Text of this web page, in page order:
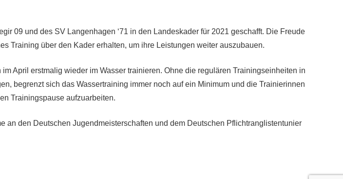
09 und des SV Langenhagen ‘71 in den Landeskader für 2021 geschafft. Die Freude
Training über den Kader erhalten, um ihre Leistungen weiter auszubauen.
April erstmalig wieder im Wasser trainieren. Ohne die regulären Trainingseinheiten in
begrenzt sich das Wassertraining immer noch auf ein Minimum und die Trainierinnen
Trainingspause aufzuarbeiten.
den Deutschen Jugendmeisterschaften und dem Deutschen Pflichtranglistentunier